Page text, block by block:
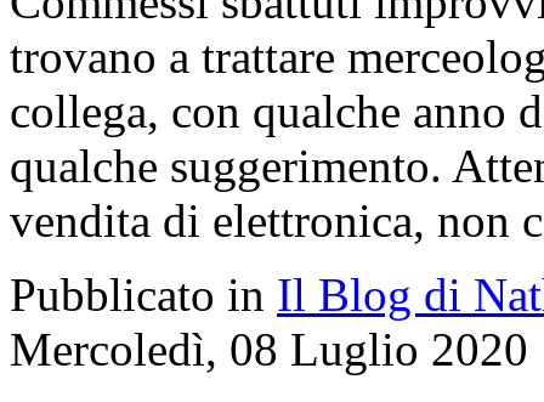
trovano a trattare
collega, con qualche anno
qualche suggerimento.
vendita di elettronica, non
Pubblicato in Il Blog di
Mercoledì, 08 Luglio 2020